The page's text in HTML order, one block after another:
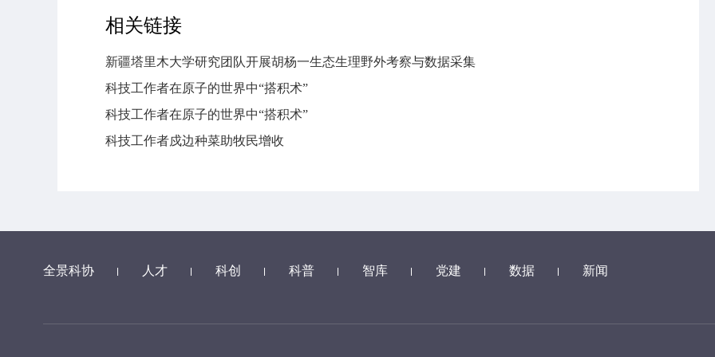
相关链接
新疆塔里木大学研究团队开展胡杨一生态生理野外考察与数据采集
科技工作者在原子的世界中“搭积术”
科技工作者在原子的世界中“搭积术”
科技工作者戍边种菜助牧民增收
全景科协 人才 科创 科普 智库 党建 数据 新闻